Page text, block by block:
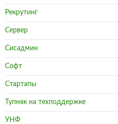
Рекрутинг
Сервер
Сисадмин
Софт
Стартапы
Тупняк на техподдержке
УНФ